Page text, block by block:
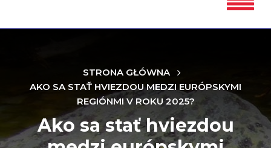
STRONA GŁÓWNA
AKO SA STAŤ HVIEZDOU MEDZI EURÓPSKYMI
REGIÓNMI V ROKU 2025?
Ako sa stať hviezdou